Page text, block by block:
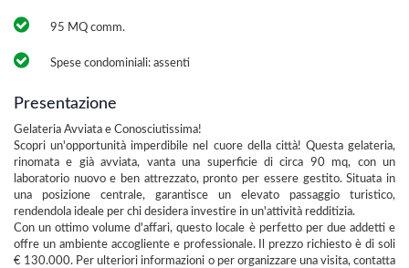
95 MQ comm.
Spese condominiali: assenti
Presentazione
Gelateria Avviata e Conosciutissima!
Scopri un'opportunità imperdibile nel cuore della città! Questa gelateria,
rinomata e già avviata, vanta una superficie di circa 90 mq, con un
laboratorio nuovo e ben attrezzato, pronto per essere gestito. Situata in
una posizione centrale, garantisce un elevato passaggio turistico,
rendendola ideale per chi desidera investire in un'attività redditizia.
Con un ottimo volume d'affari, questo locale è perfetto per due addetti e
offre un ambiente accogliente e professionale. Il prezzo richiesto è di soli
€ 130.000. Per ulteriori informazioni o per organizzare una visita, contatta